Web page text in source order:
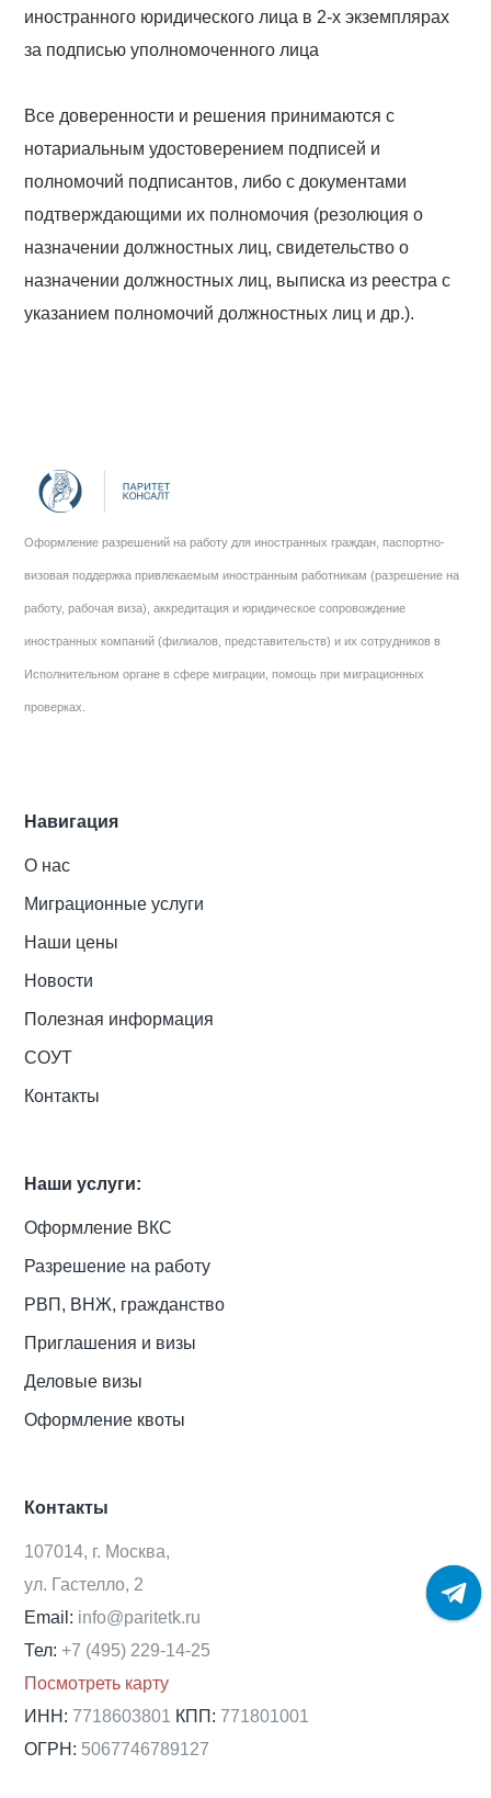
иностранного юридического лица в 2-х экземплярах
за подписью уполномоченного лица
Все доверенности и решения принимаются с
нотариальным удостоверением подписей и
полномочий подписантов, либо с документами
подтверждающими их полномочия (резолюция о
назначении должностных лиц, свидетельство о
назначении должностных лиц, выписка из реестра с
указанием полномочий должностных лиц и др.).
Оформление разрешений на работу для иностранных граждан, паспортно-
визовая поддержка привлекаемым иностранным работникам (разрешение на
работу, рабочая виза), аккредитация и юридическое сопровождение
иностранных компаний (филиалов, представительств) и их сотрудников в
Исполнительном органе в сфере миграции, помощь при миграционных
проверках.
Навигация
О нас
Миграционные услуги
Наши цены
Новости
Полезная информация
СОУТ
Контакты
Наши услуги:
Оформление ВКС
Разрешение на работу
РВП, ВНЖ, гражданство
Приглашения и визы
Деловые визы
Оформление квоты
Контакты
107014, г. Москва,
ул. Гастелло, 2
Email: info@paritetk.ru
Тел: +7 (495) 229-14-25
Посмотреть карту
ИНН: 7718603801 КПП: 771801001
ОГРН: 5067746789127